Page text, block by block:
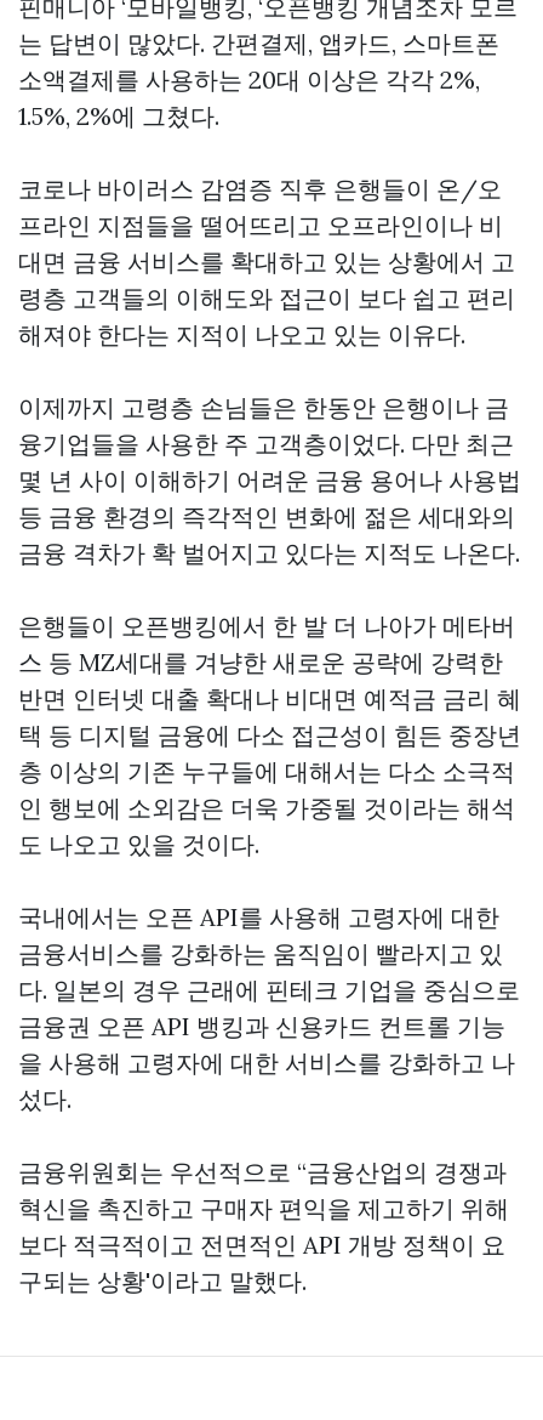
핀매니아 ‘모바일뱅킹, ‘오픈뱅킹 개념조차 모르
는 답변이 많았다. 간편결제, 앱카드, 스마트폰
소액결제를 사용하는 20대 이상은 각각 2%,
1.5%, 2%에 그쳤다.
코로나 바이러스 감염증 직후 은행들이 온/오
프라인 지점들을 떨어뜨리고 오프라인이나 비
대면 금융 서비스를 확대하고 있는 상황에서 고
령층 고객들의 이해도와 접근이 보다 쉽고 편리
해져야 한다는 지적이 나오고 있는 이유다.
이제까지 고령층 손님들은 한동안 은행이나 금
융기업들을 사용한 주 고객층이었다. 다만 최근
몇 년 사이 이해하기 어려운 금융 용어나 사용법
등 금융 환경의 즉각적인 변화에 젊은 세대와의
금융 격차가 확 벌어지고 있다는 지적도 나온다.
은행들이 오픈뱅킹에서 한 발 더 나아가 메타버
스 등 MZ세대를 겨냥한 새로운 공략에 강력한
반면 인터넷 대출 확대나 비대면 예적금 금리 혜
택 등 디지털 금융에 다소 접근성이 힘든 중장년
층 이상의 기존 누구들에 대해서는 다소 소극적
인 행보에 소외감은 더욱 가중될 것이라는 해석
도 나오고 있을 것이다.
국내에서는 오픈 API를 사용해 고령자에 대한
금융서비스를 강화하는 움직임이 빨라지고 있
다. 일본의 경우 근래에 핀테크 기업을 중심으로
금융권 오픈 API 뱅킹과 신용카드 컨트롤 기능
을 사용해 고령자에 대한 서비스를 강화하고 나
섰다.
금융위원회는 우선적으로 “금융산업의 경쟁과
혁신을 촉진하고 구매자 편익을 제고하기 위해
보다 적극적이고 전면적인 API 개방 정책이 요
구되는 상황'이라고 말했다.